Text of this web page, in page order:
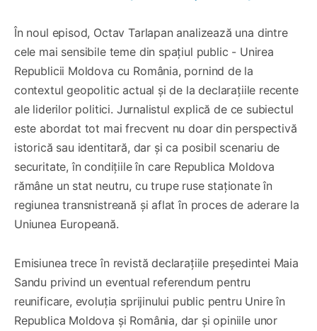
În noul episod, Octav Tarlapan analizează una dintre
cele mai sensibile teme din spațiul public - Unirea
Republicii Moldova cu România, pornind de la
contextul geopolitic actual și de la declarațiile recente
ale liderilor politici. Jurnalistul explică de ce subiectul
este abordat tot mai frecvent nu doar din perspectivă
istorică sau identitară, dar și ca posibil scenariu de
securitate, în condițiile în care Republica Moldova
rămâne un stat neutru, cu trupe ruse staționate în
regiunea transnistreană și aflat în proces de aderare la
Uniunea Europeană.
Emisiunea trece în revistă declarațiile președintei Maia
Sandu privind un eventual referendum pentru
reunificare, evoluția sprijinului public pentru Unire în
Republica Moldova și România, dar și opiniile unor